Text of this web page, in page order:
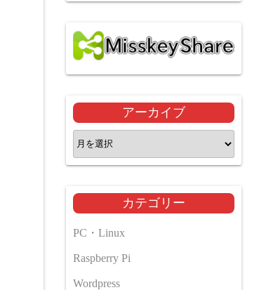
アーカイブ
ア
ー
イ
ブ
カテゴリー
PC・Linux
Raspberry Pi
Wordpress